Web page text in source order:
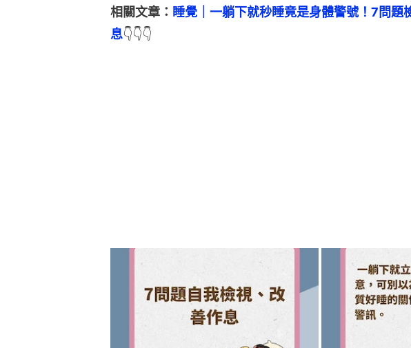
相關文章： 睡覺｜一躺下就秒睡竟是身體警號！7問題
息👇👇👇